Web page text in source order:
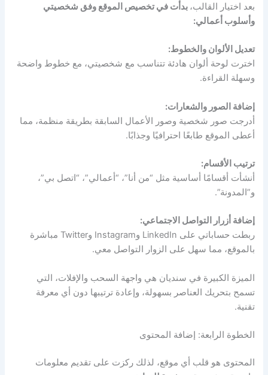
بعد اختيار القالب، بدأت في تخصيص الموقع وفق شخصيتي
وأسلوب أعمالي:
تعديل الألوان والخطوط:
اخترت لوحة ألوان هادئة تتناسب مع شخصيتي، مع خطوط واضحة
وسهلة القراءة.
إضافة الصور والشعارات:
أدرجت صور شخصية وصور الأعمال السابقة بطريقة منظمة، مما
أعطى الموقع طابعًا احترافيًا وجذابًا.
ترتيب الأقسام:
أنشأت أقسامًا أساسية مثل “من أنا”، “أعمالي”، “اتصل بي”،
و”المدونة”.
إضافة أزرار التواصل الاجتماعي:
ربطت حساباتي على LinkedIn وInstagram وTwitter مباشرة
بالموقع، مما سهل على الزوار التواصل معي.
الميزة الكبيرة في سنديان هي واجهة السحب والإفلات، التي
تسمح بتحريك العناصر بسهولة، وإعادة ترتيبها دون أي معرفة
تقنية.
الخطوة الرابعة: إضافة المحتوى
المحتوى هو قلب أي موقع، لذلك ركزت على تقديم معلومات